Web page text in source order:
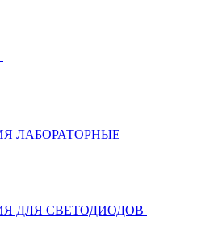
ЛАБОРАТОРНЫЕ
ДЛЯ СВЕТОДИОДОВ